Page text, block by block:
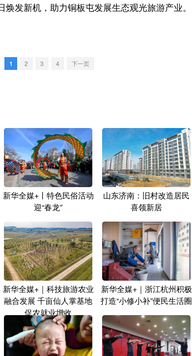
发新机，助力铜板屯发展生态观光旅游产业。
1 2 3 4 下一页
新华全媒+丨特色民俗活动
迎“春龙”
山东济南：旧村改造居民
喜领新居
新华全媒+｜科技旅游农业
融合发展 千亩仙人掌基地
促农就业增收
新华全媒+｜浙江杭州积极
打造“小修小补”便民生活圈